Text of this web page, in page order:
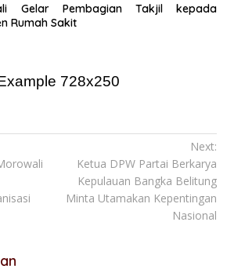
Gelar Pembagian Takjil kepada
Rumah Sakit
Next:
Ketua DPW Partai Berkarya
Kepulauan Bangka Belitung
Minta Utamakan Kepentingan
Nasional